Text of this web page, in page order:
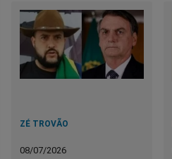
ZÉ TROVÃO
08/07/2026